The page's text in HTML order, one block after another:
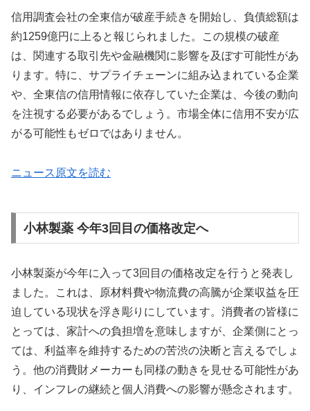
信用調査会社の全東信が破産手続きを開始し、負債総額は
約1259億円に上ると報じられました。この規模の破産
は、関連する取引先や金融機関に影響を及ぼす可能性があ
ります。特に、サプライチェーンに組み込まれている企業
や、全東信の信用情報に依存していた企業は、今後の動向
を注視する必要があるでしょう。市場全体に信用不安が広
がる可能性もゼロではありません。
ニュース原文を読む
小林製薬 今年3回目の価格改定へ
小林製薬が今年に入って3回目の価格改定を行うと発表し
ました。これは、原材料費や物流費の高騰が企業収益を圧
迫している現状を浮き彫りにしています。消費者の皆様に
とっては、家計への負担増を意味しますが、企業側にとっ
ては、利益率を維持するための苦渋の決断と言えるでしょ
う。他の消費財メーカーも同様の動きを見せる可能性があ
り、インフレの継続と個人消費への影響が懸念されます。